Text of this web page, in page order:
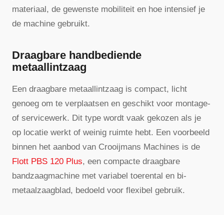
materiaal, de gewenste mobiliteit en hoe intensief je
de machine gebruikt.
Draagbare handbediende
metaallintzaag
Een draagbare metaallintzaag is compact, licht
genoeg om te verplaatsen en geschikt voor montage-
of servicewerk. Dit type wordt vaak gekozen als je
op locatie werkt of weinig ruimte hebt. Een voorbeeld
binnen het aanbod van Crooijmans Machines is de
Flott PBS 120 Plus, een compacte draagbare
bandzaagmachine met variabel toerental en bi-
metaalzaagblad, bedoeld voor flexibel gebruik.